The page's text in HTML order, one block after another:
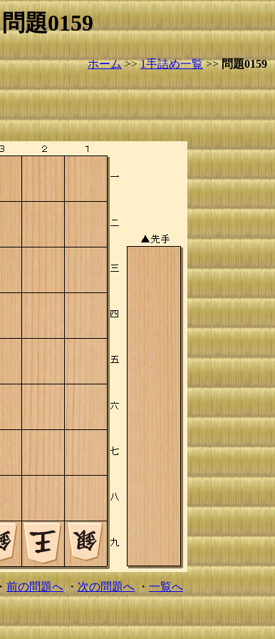
題0159
ホーム>>1手詰め一覧>>問題0159
・ 前の問題へ・次の問題へ ・ 一覧へ